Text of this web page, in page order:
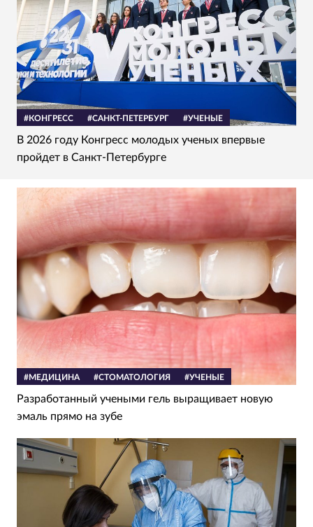
#КОНГРЕСС #САНКТ-ПЕТЕРБУРГ #УЧЕНЫЕ
В 2026 году Конгресс молодых ученых впервые
пройдет в Санкт-Петербурге
#МЕДИЦИНА #СТОМАТОЛОГИЯ #УЧЕНЫЕ
Разработанный учеными гель выращивает новую
эмаль прямо на зубе